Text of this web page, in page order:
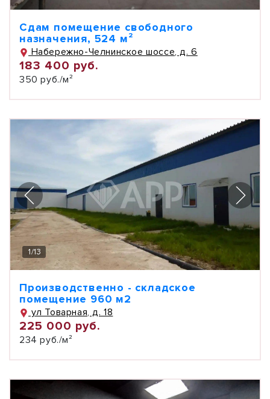
Сдам помещение свободного
назначения, 524 м²
Набережно-Челнинское шоссе, д. 6
183 400 руб.
350 руб./м²
1/13
Производственно - складское
помещение 960 м2
ул Товарная, д. 18
225 000 руб.
234 руб./м²